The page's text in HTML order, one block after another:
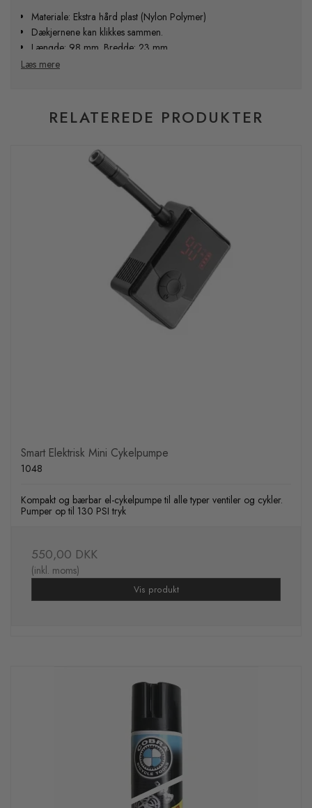
Materiale: Ekstra hård plast (Nylon Polymer)
Dækjernene kan klikkes sammen.
Længde: 98 mm. Bredde: 23 mm
Læs mere
RELATEREDE PRODUKTER
Smart Elektrisk Mini Cykelpumpe
1048
Kompakt og bærbar el-cykelpumpe til alle typer ventiler og cykler.
Pumper op til 130 PSI tryk
550,00 DKK
(inkl. moms)
Vis produkt